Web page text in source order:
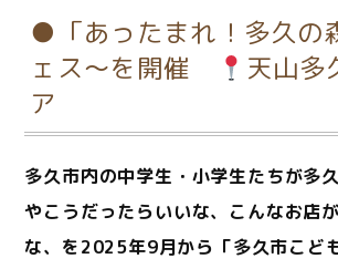
●「あったまれ！多久の
ェス～を開催
天山多
ア
多久市内の中学生・小学生たちが多
やこうだったらいいな、こんなお店
な、を2025年9月から「多久市こど